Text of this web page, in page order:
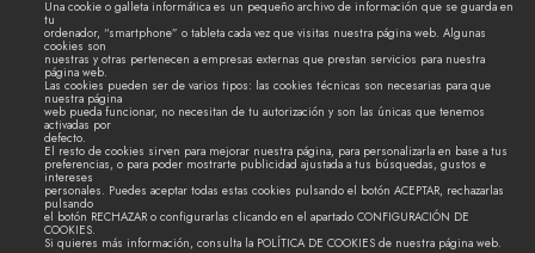
Una cookie o galleta informática es un pequeño archivo de información que se guarda en
tu
ordenador, “smartphone” o tableta cada vez que visitas nuestra página web. Algunas
cookies son
nuestras y otras pertenecen a empresas externas que prestan servicios para nuestra
página web.
Las cookies pueden ser de varios tipos: las cookies técnicas son necesarias para que
nuestra página
web pueda funcionar, no necesitan de tu autorización y son las únicas que tenemos
activadas por
defecto.
El resto de cookies sirven para mejorar nuestra página, para personalizarla en base a tus
preferencias, o para poder mostrarte publicidad ajustada a tus búsquedas, gustos e
intereses
personales. Puedes aceptar todas estas cookies pulsando el botón ACEPTAR, rechazarlas
pulsando
el botón RECHAZAR o configurarlas clicando en el apartado CONFIGURACIÓN DE
COOKIES.
Si quieres más información, consulta la POLÍTICA DE COOKIES de nuestra página web.